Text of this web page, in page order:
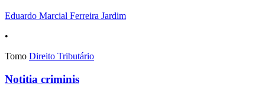
Eduardo Marcial Ferreira Jardim
•
Tomo Direito Tributário
Notitia criminis